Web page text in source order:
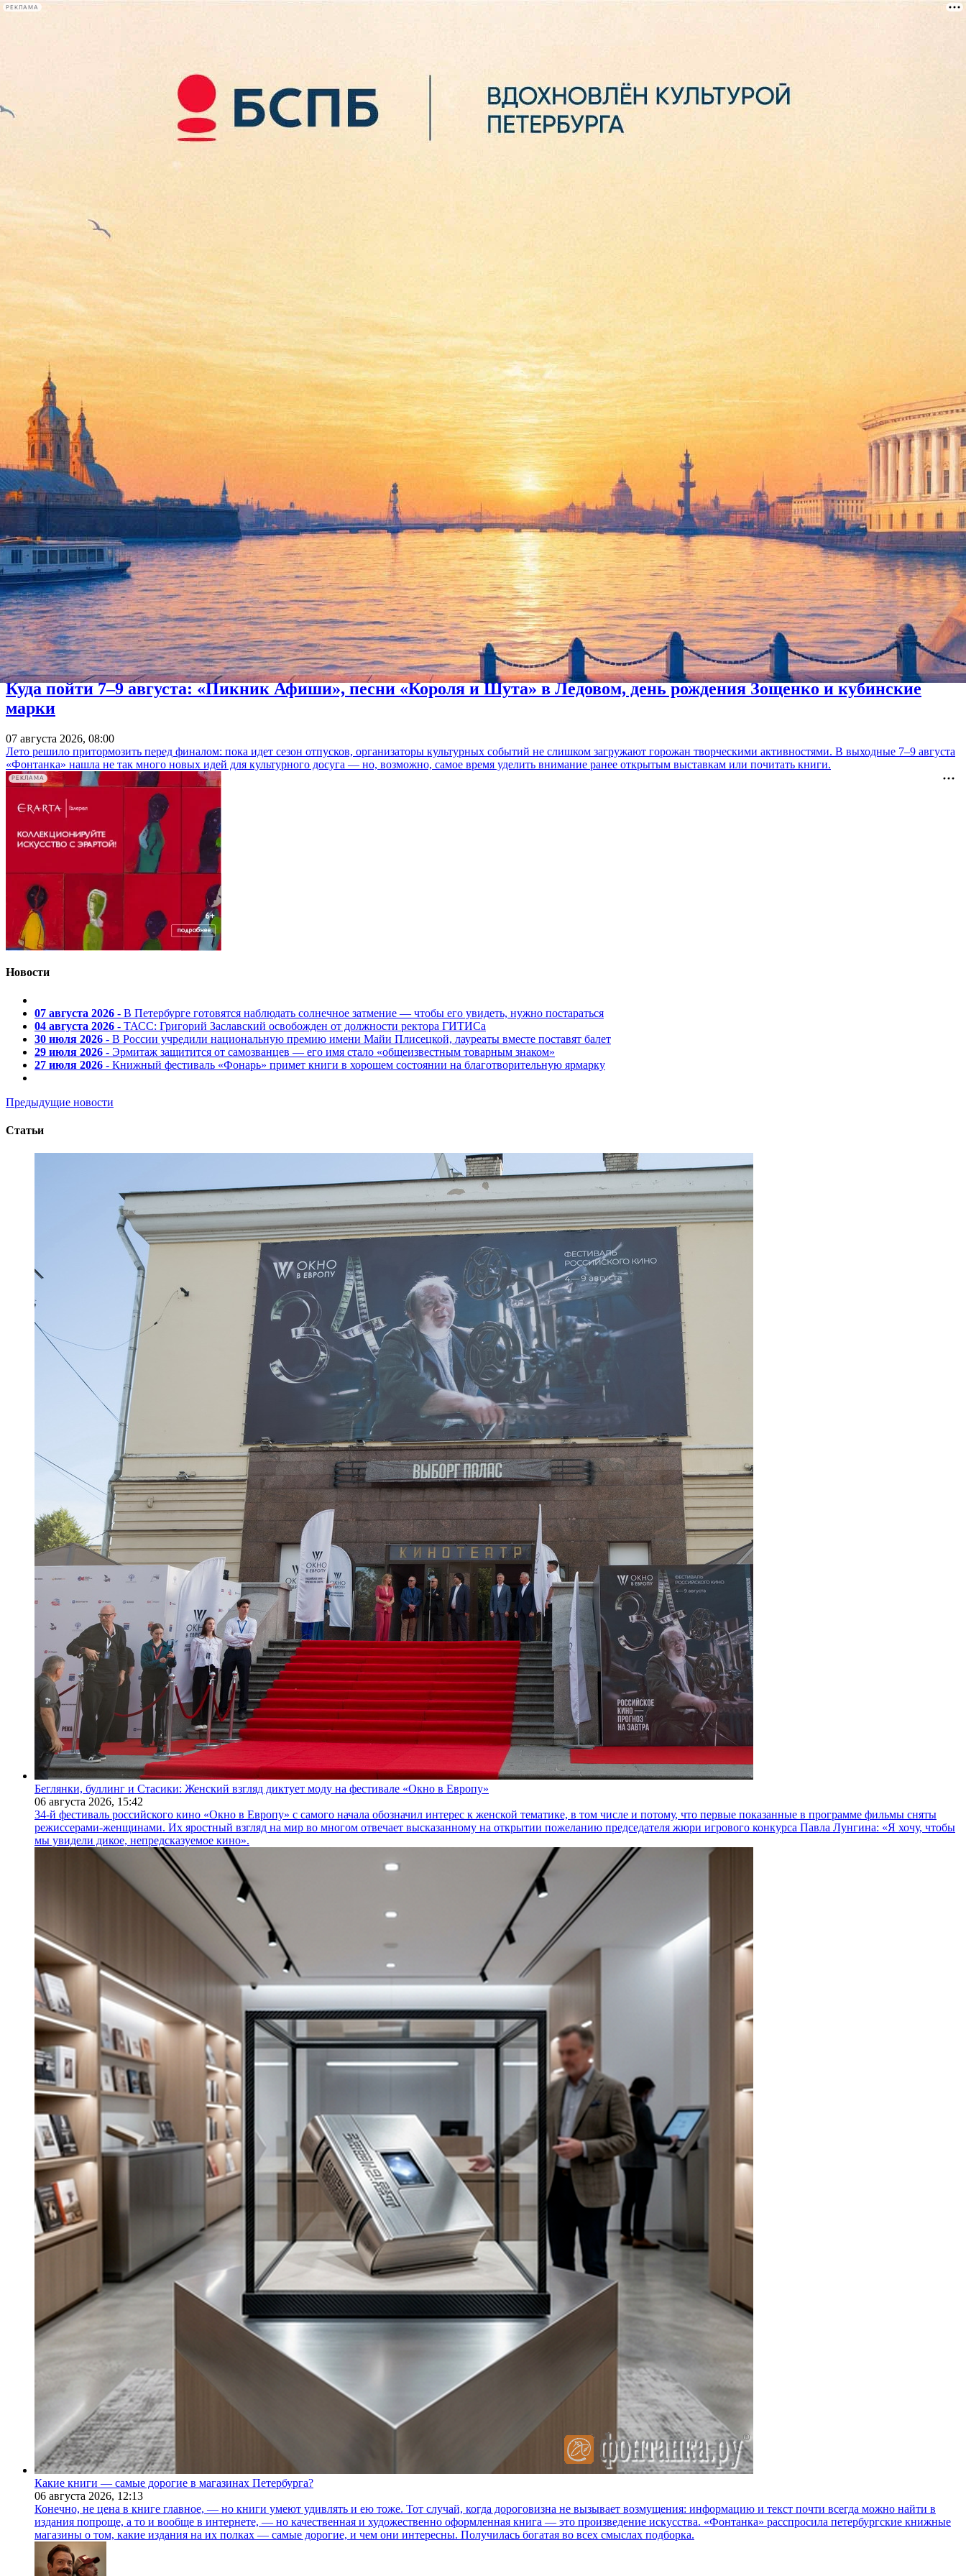
РЕКЛАМА
лекции
книги
17 февраля 2017, пятница
Малкольм МакДауэлл сыграет Штрауса в нацистской драме
15:28:
Петербуржцам покажут мозг гения и скелет на велосипеде
Бенедикт Камбербэтч сыграет в новой экранизации Би-би-си
13:05:
Бонни и Клайд встретятся снова на «Оскаре»
04:27:
Куда пойти 17-19 февраля: Вечер света, выставка Шемякина, цирк в ритме джаза, бал балетных сказок, ночь мультфильмов
Архив предыдущих материалов
Куда пойти 7–9 августа: «Пикник Афиши», песни «Короля и Шута» в Ледовом, день рождения Зощенко и кубинские
марки
07 августа 2026, 08:00
Лето решило притормозить перед финалом: пока идет сезон отпусков, организаторы культурных событий не слишком загружают горожан творческими активностями. В выходные 7–9 августа
«Фонтанка» нашла не так много новых идей для культурного досуга — но, возможно, самое время уделить внимание ранее открытым выставкам или почитать книги.
РЕКЛАМА
Новости
07 августа 2026 - В Петербурге готовятся наблюдать солнечное затмение — чтобы его увидеть, нужно постараться
04 августа 2026 - ТАСС: Григорий Заславский освобожден от должности ректора ГИТИСа
30 июля 2026 - В России учредили национальную премию имени Майи Плисецкой, лауреаты вместе поставят балет
29 июля 2026 - Эрмитаж защитится от самозванцев — его имя стало «общеизвестным товарным знаком»
27 июля 2026 - Книжный фестиваль «Фонарь» примет книги в хорошем состоянии на благотворительную ярмарку
Предыдущие новости
Статьи
Беглянки, буллинг и Стасики: Женский взгляд диктует моду на фестивале «Окно в Европу»
06 августа 2026, 15:42
34-й фестиваль российского кино «Окно в Европу» с самого начала обозначил интерес к женской тематике, в том числе и потому, что первые показанные в программе фильмы сняты
режиссерами-женщинами. Их яростный взгляд на мир во многом отвечает высказанному на открытии пожеланию председателя жюри игрового конкурса Павла Лунгина: «Я хочу, чтобы
мы увидели дикое, непредсказуемое кино».
Какие книги — самые дорогие в магазинах Петербурга?
06 августа 2026, 12:13
Конечно, не цена в книге главное, — но книги умеют удивлять и ею тоже. Тот случай, когда дороговизна не вызывает возмущения: информацию и текст почти всегда можно найти в
издания попроще, а то и вообще в интернете, — но качественная и художественно оформленная книга — это произведение искусства. «Фонтанка» расспросила петербургские книжные
магазины о том, какие издания на их полках — самые дорогие, и чем они интересны. Получилась богатая во всех смыслах подборка.